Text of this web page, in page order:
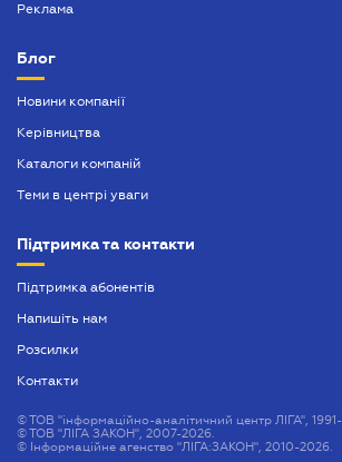
Реклама
Блог
Новини компанії
Керівництва
Каталоги компаній
Теми в центрі уваги
Підтримка та контакти
Підтримка абонентів
Напишіть нам
Розсилки
Контакти
©ТОВ "інформаційно-аналітичний центр ЛІГА",
©ТОВ "ЛІГА ЗАКОН", 2007-2026.
© Інформаційне агенство "ЛІГА:ЗАКОН", 2010-2026.